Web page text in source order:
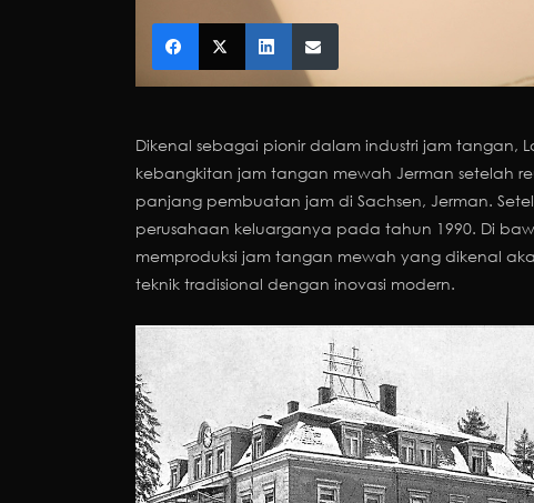
Dikenal sebagai pionir dalam industri jam tangan,
kebangkitan jam tangan mewah Jerman setelah
panjang pembuatan jam di Sachsen, Jerman.
perusahaan keluarganya pada tahun 1990. Di
memproduksi jam tangan mewah yang dikenal
teknik tradisional dengan inovasi modern.